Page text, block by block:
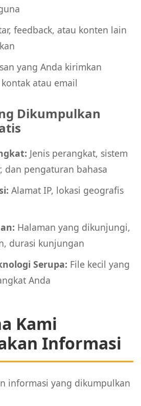
feedback, atau konten lain
yang Anda kirimkan
atau email
Dikumpulkan
Jenis perangkat, sistem
dan pengaturan bahasa
Alamat IP, lokasi geografis
Halaman yang dikunjungi,
durasi kunjungan
Serupa: File kecil yang
Anda
Kami
Informasi
informasi yang dikumpulkan